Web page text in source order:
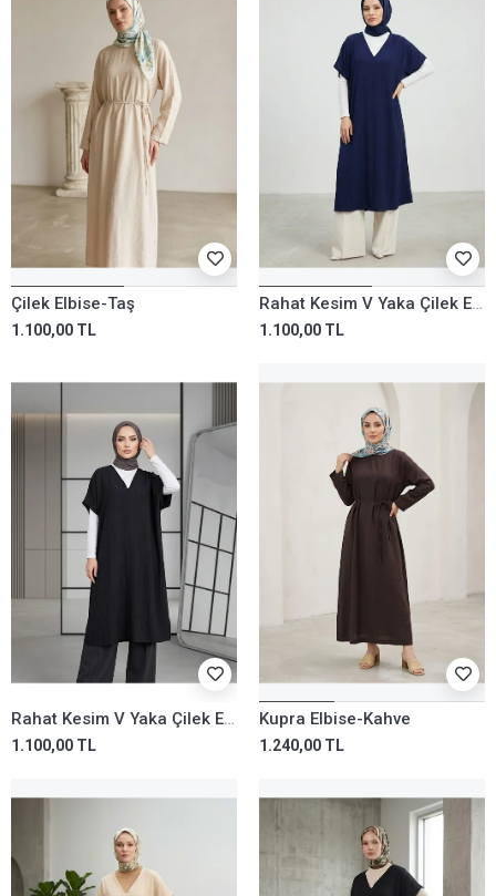
Çilek Elbise-Taş
1.100,00 TL
Rahat Kesim V Yaka Çilek Elbise-Lacivert
1.100,00 TL
Rahat Kesim V Yaka Çilek Elbise-Siyah
1.100,00 TL
Kupra Elbise-Kahve
1.240,00 TL